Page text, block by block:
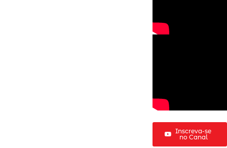
Inscreva-se
no Canal